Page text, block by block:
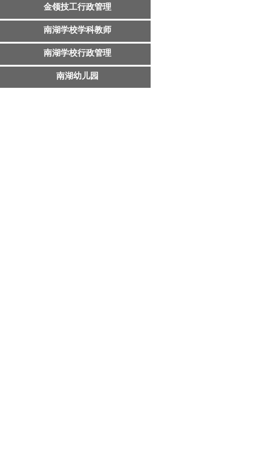
金领技工行政管理
南湖学校学科教师
南湖学校行政管理
南湖幼儿园